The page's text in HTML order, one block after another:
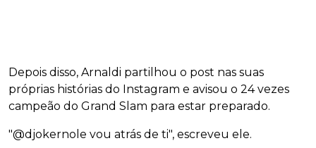
Depois disso, Arnaldi partilhou o post nas suas
próprias histórias do Instagram e avisou o 24 vezes
campeão do Grand Slam para estar preparado.
"@djokernole vou atrás de ti", escreveu ele.